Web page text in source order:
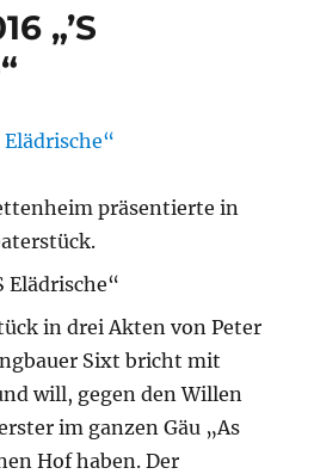
„’S
präsentierte in
Elädrische“
in drei Akten von Peter
Sixt bricht mit
will, gegen den Willen
im ganzen Gäu „As
Hof haben. Der